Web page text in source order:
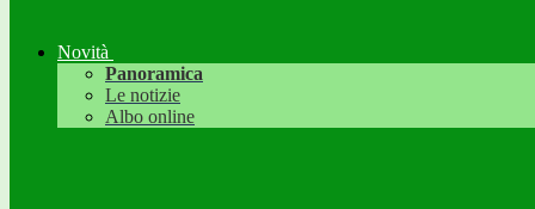
Novità
Panoramica
Le notizie
Albo online